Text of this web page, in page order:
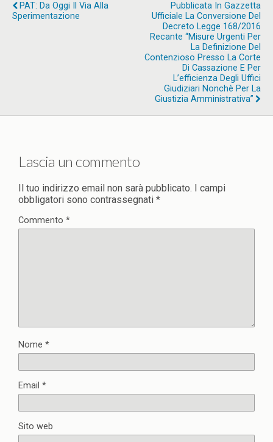
PAT: Da Oggi Il Via Alla
Sperimentazione
Pubblicata In Gazzetta
Ufficiale La Conversione Del
Decreto Legge 168/2016
Recante “Misure Urgenti Per
La Definizione Del
Contenzioso Presso La Corte
Di Cassazione E Per
L’efficienza Degli Uffici
Giudiziari Nonchè Per La
Giustizia Amministrativa”
Lascia un commento
Il tuo indirizzo email non sarà pubblicato. I campi
obbligatori sono contrassegnati *
Commento *
Nome *
Email *
Sito web